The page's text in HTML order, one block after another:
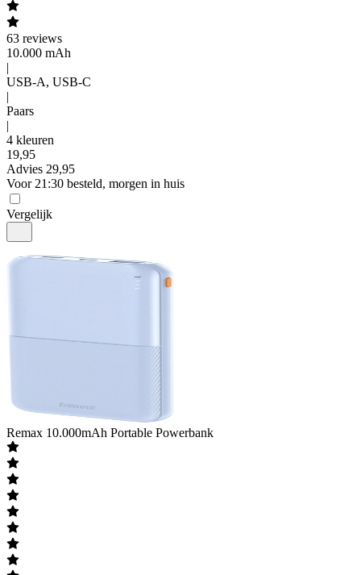
63 reviews
10.000 mAh
|
USB-A, USB-C
|
Paars
|
4 kleuren
19,95
Advies 29,95
Voor 21:30 besteld, morgen in huis
Vergelijk
Remax 10.000mAh Portable Powerbank